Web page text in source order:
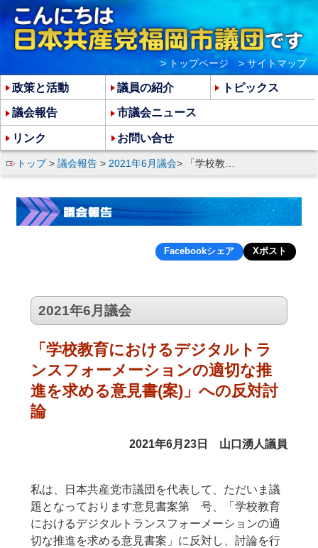
トップ> 議会報告 > 2021年6月議会> 「学校教育におけるデジタルトランスフォーメーションの適切な推進を求める意見書(案)」への反対討論
Facebookシェア Xポスト
2021年6月議会
「学校教育におけるデジタルトラ
ンスフォーメーションの適切な推
進を求める意見書(案)」への反対討
論
2021年6月23日 山口湧人議員
私は、日本共産党市議団を代表して、ただいま議
題となっております意見書案第 号、「学校教育
におけるデジタルトランスフォーメーションの適
切な推進を求める意見書案」に反対し、討論を行
政策と活動 議員の紹介 トピックス
議会報告 市議会ニュース
リンク お問い合せ
> トップページ > サイトマップ